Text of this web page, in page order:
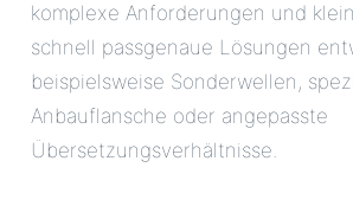
komplexe Anforderungen und
schnell passgenaue Lösungen
beispielsweise Sonderwellen,
Anbauflansche oder angepasste
Übersetzungsverhältnisse.